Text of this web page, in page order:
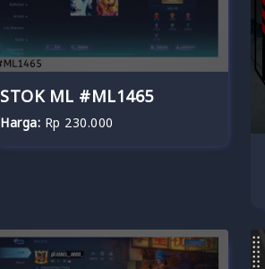
STOK ML #ML1465
Harga: Rp 230.000